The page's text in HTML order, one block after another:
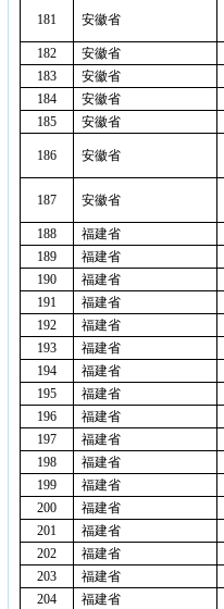
181 安徽省
182 安徽省
183
安徽省
184
安徽省
185
安徽省
186 安徽省
187 安徽省
188 福建省
189
福建省
190
福建省
191
福建省
192
福建省
193
福建省
194
福建省
195
福建省
196
福建省
197
福建省
198
福建省
199
福建省
200
福建省
201
福建省
202
福建省
203
福建省
204
福建省